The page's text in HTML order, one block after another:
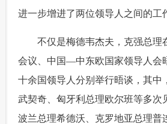
进一步增进了两位领导人之间的工
不仅是梅德韦杰夫，克强总理
会议、中国—中东欧国家领导人会
十余国领导人分别举行晤谈，其中
武契奇、匈牙利总理欧尔班等多次
波兰总理希德沃、克罗地亚总理普